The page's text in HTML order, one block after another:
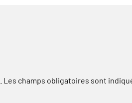
Les champs obligatoires sont